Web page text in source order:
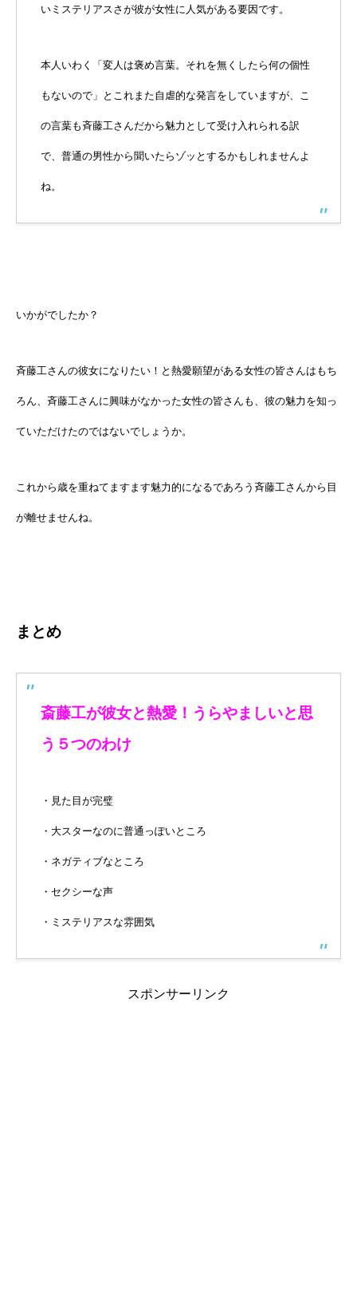
いミステリアスさが彼が女性に人気がある要因です。
本人いわく「変人は褒め言葉。それを無くしたら何の個性
もないので」とこれまた自虐的な発言をしていますが、こ
の言葉も斉藤工さんだから魅力として受け入れられる訳
で、普通の男性から聞いたらゾッとするかもしれませんよ
ね。
いかがでしたか？
斉藤工さんの彼女になりたい！と熱愛願望がある女性の皆さんはもち
ろん、斉藤工さんに興味がなかった女性の皆さんも、彼の魅力を知っ
ていただけたのではないでしょうか。
これから歳を重ねてますます魅力的になるであろう斉藤工さんから目
が離せませんね。
まとめ
斎藤工が彼女と熱愛！うらやましいと思
う５つのわけ
・見た目が完璧
・大スターなのに普通っぽいところ
・ネガティブなところ
・セクシーな声
・ミステリアスな雰囲気
スポンサーリンク